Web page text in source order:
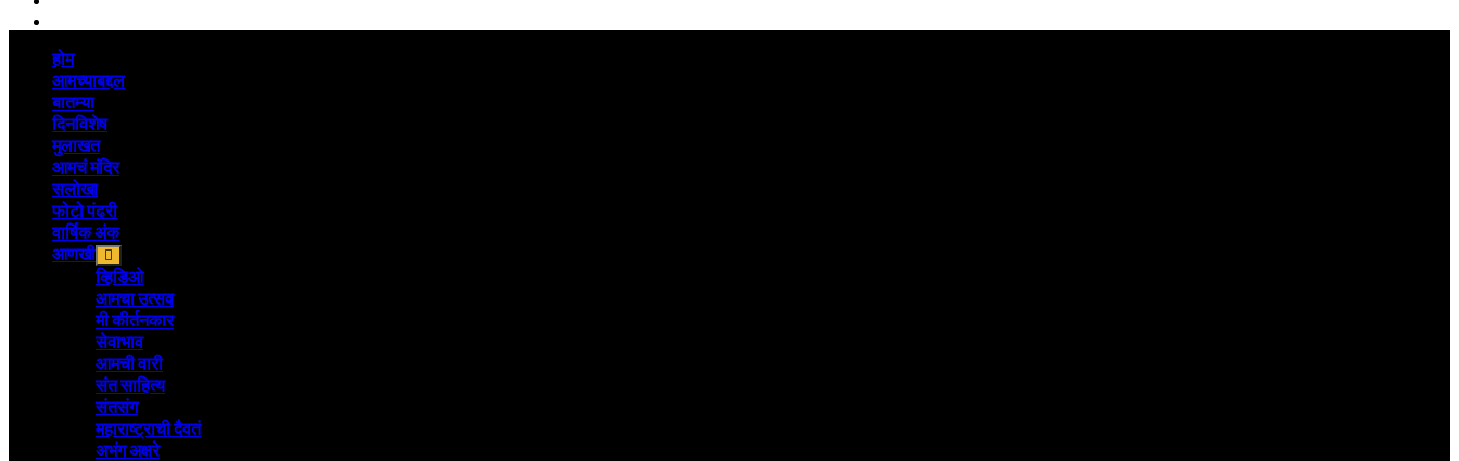
Primary
होम
आमच्याबद्दल
बातम्या
दिनविशेष
मुलाखत
आमचं मंदिर
सलोखा
फोटो पंढरी
वार्षिक अंक
आणखी
व्हिडिओ
आमचा उत्सव
मी कीर्तनकार
सेवाभाव
आमची वारी
संत साहित्य
संतसंग
महाराष्ट्राची दैवतं
अभंग अक्षरे